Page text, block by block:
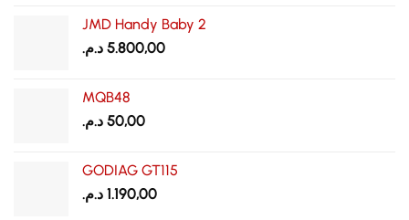
JMD Handy Baby 2
5.800,00 د.م.
MQB48
50,00 د.م.
GODIAG GT115
1.190,00 د.م.